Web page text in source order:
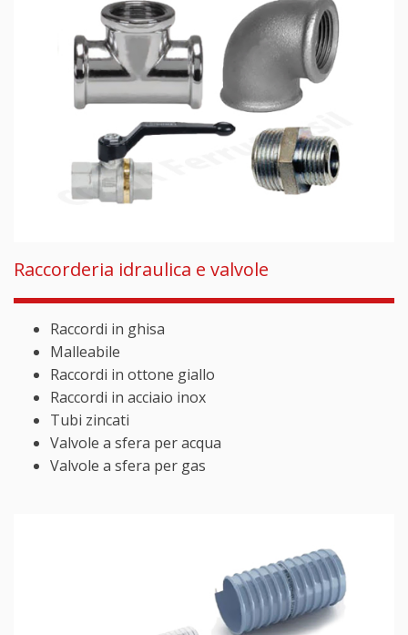
Raccorderia idraulica e valvole
Raccordi in ghisa
Malleabile
Raccordi in ottone giallo
Raccordi in acciaio inox
Tubi zincati
Valvole a sfera per acqua
Valvole a sfera per gas